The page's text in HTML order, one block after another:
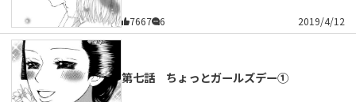
7667 6 2019/4/12
第七話 ちょっとガールズデー①